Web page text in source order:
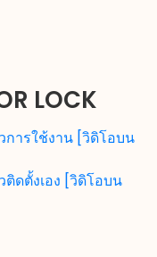
LOCK
การใช้งาน [วิดิโอบน
ติดตั้งเอง [วิดิโอบน